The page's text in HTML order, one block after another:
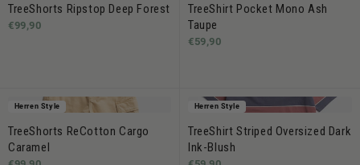
TreeShorts Ripstop Deep Forest
€99,90
TreeShirt Pocket Mono Ash
Taupe
€59,90
Herren Style
TreeShorts ReCotton Cargo
Caramel
Herren Style
TreeShirt Striped Oversized Dark
Ink-Blush